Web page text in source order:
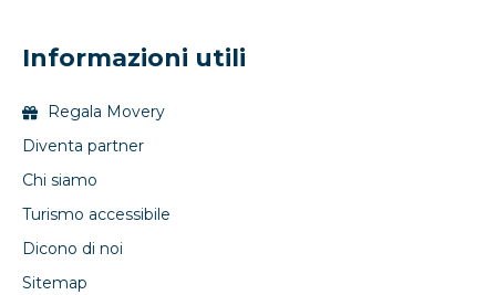
Informazioni utili
Regala Movery
Diventa partner
Chi siamo
Turismo accessibile
Dicono di noi
Sitemap